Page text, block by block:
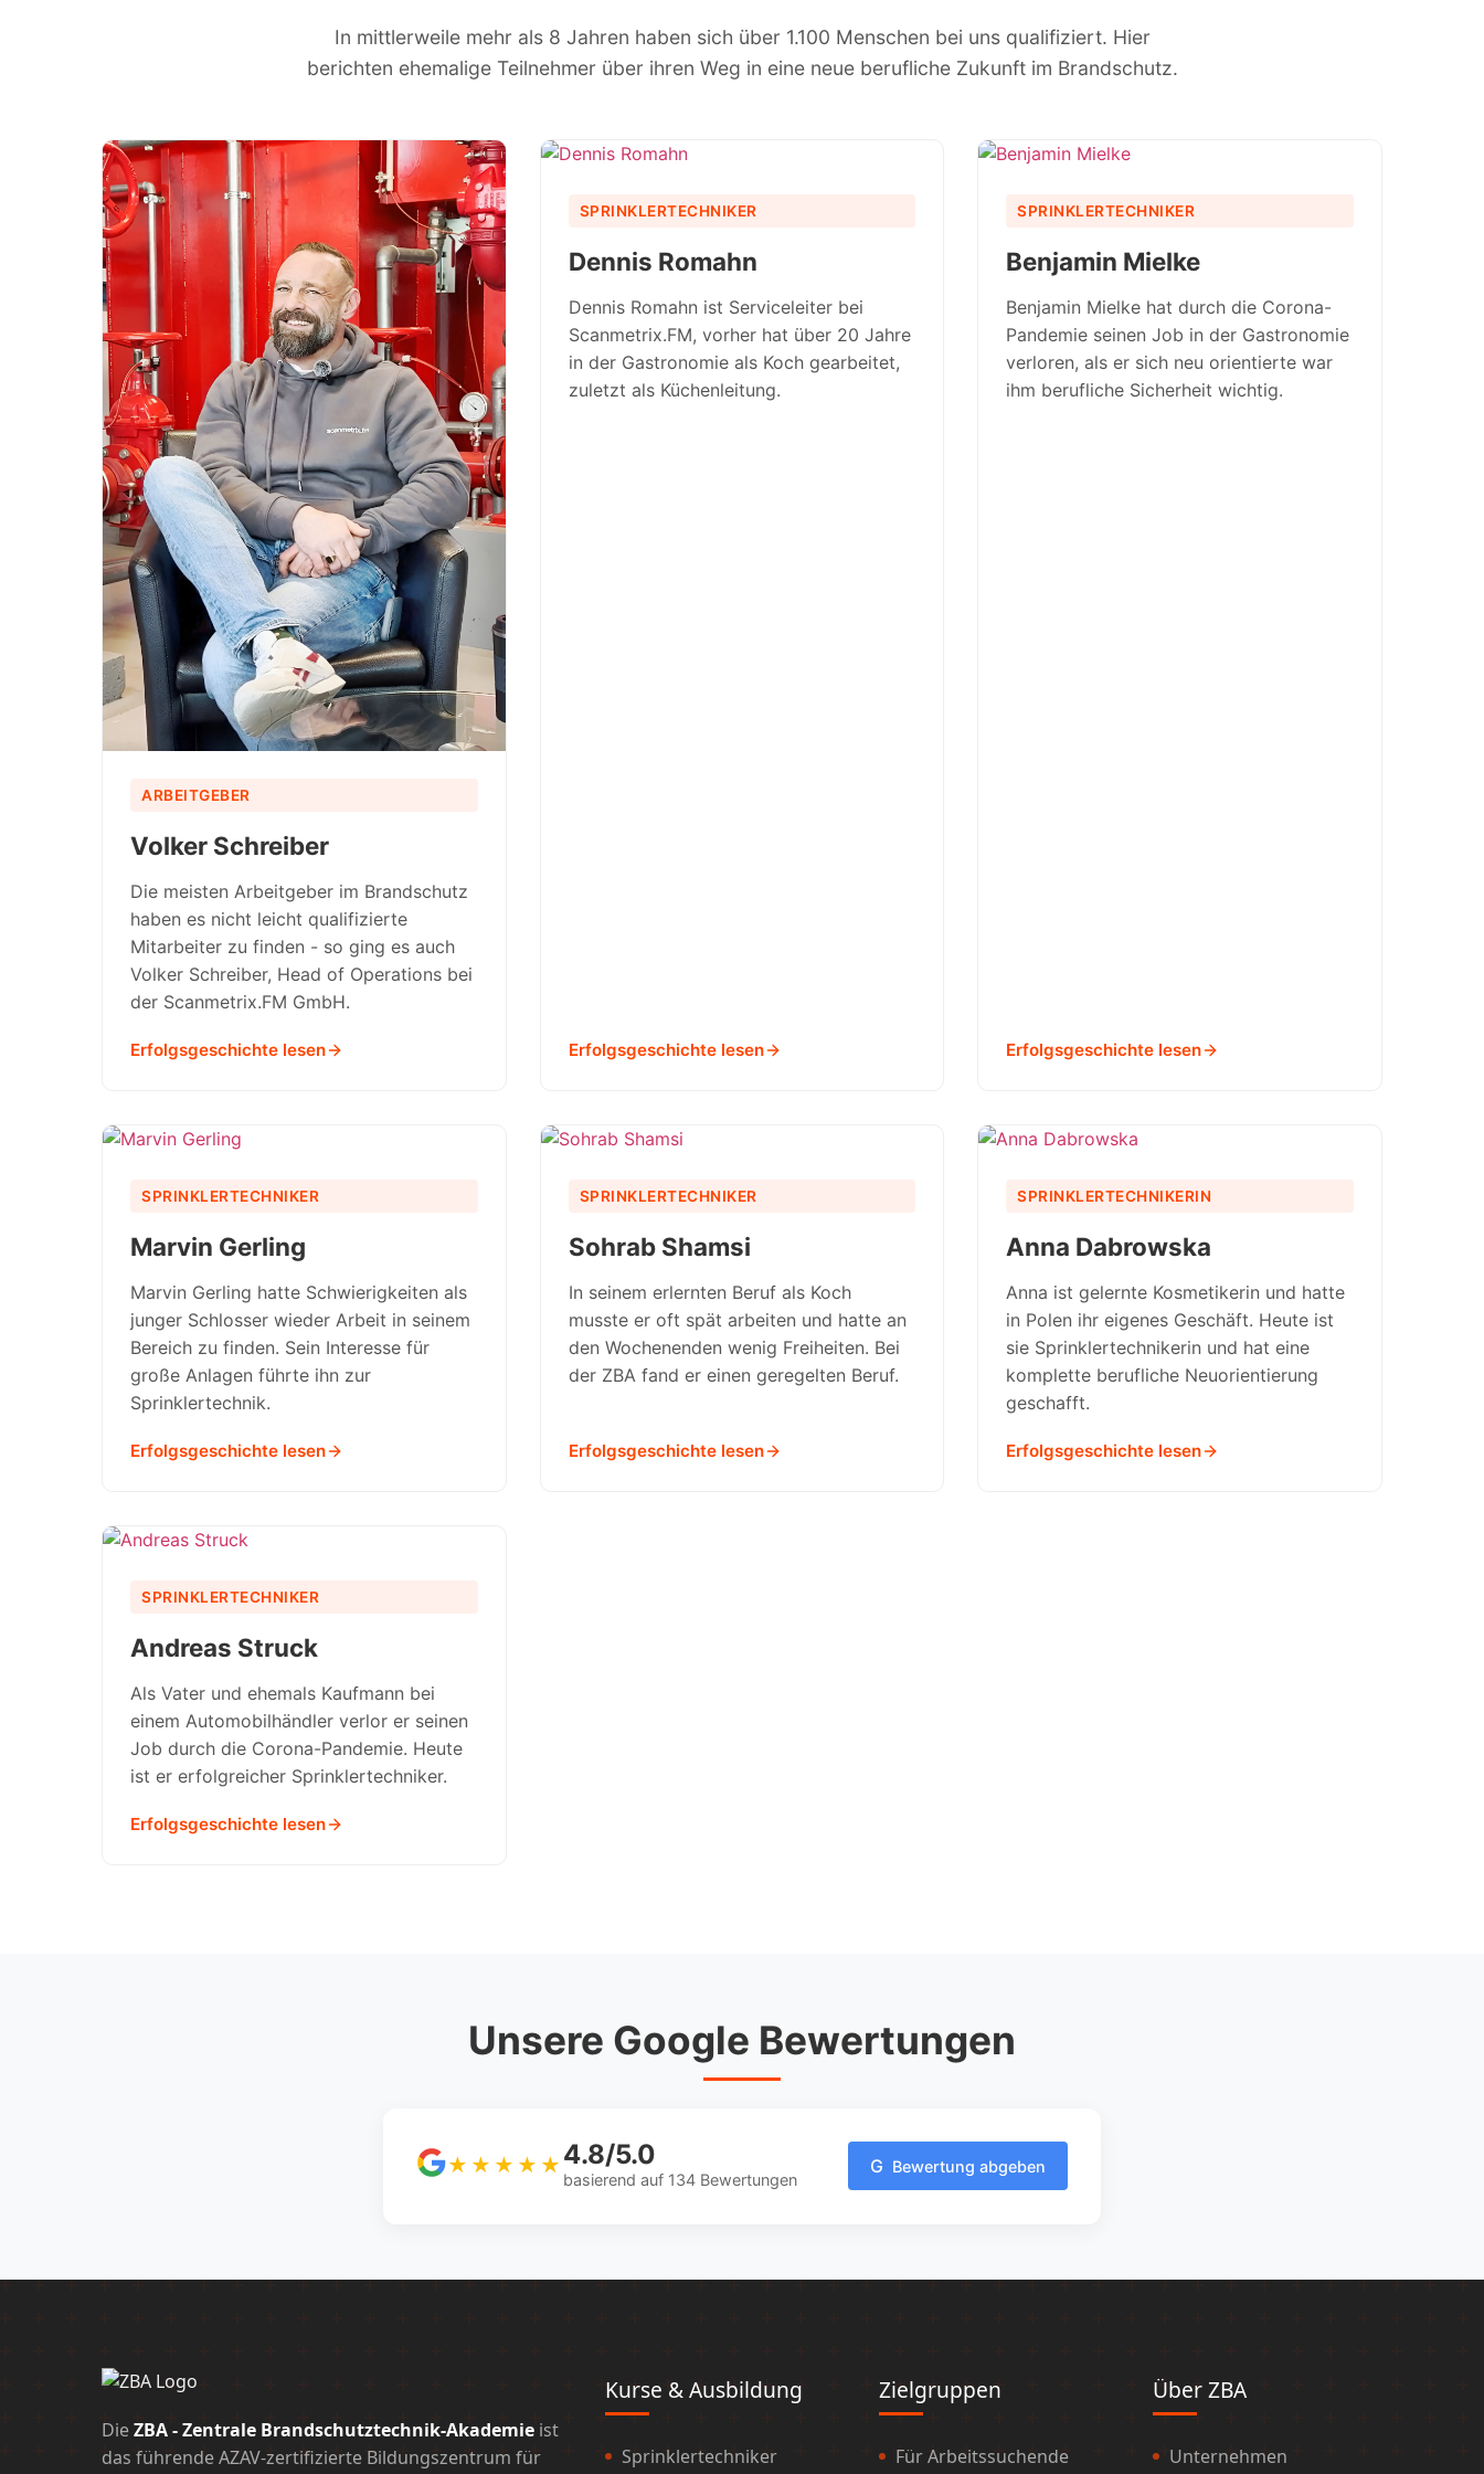
In mittlerweile mehr als 8 Jahren haben sich über 1.100 Menschen bei uns qualifiziert. Hier
berichten ehemalige Teilnehmer über ihren Weg in eine neue berufliche Zukunft im Brandschutz.
ARBEITGEBER
Volker Schreiber
Die meisten Arbeitgeber im Brandschutz
haben es nicht leicht qualifizierte
Mitarbeiter zu finden - so ging es auch
Volker Schreiber, Head of Operations bei
der Scanmetrix.FM GmbH.
Erfolgsgeschichte lesen
SPRINKLERTECHNIKER
Dennis Romahn
Dennis Romahn ist Serviceleiter bei
Scanmetrix.FM, vorher hat über 20 Jahre
in der Gastronomie als Koch gearbeitet,
zuletzt als Küchenleitung.
Erfolgsgeschichte lesen
SPRINKLERTECHNIKER
Benjamin Mielke
Benjamin Mielke hat durch die Corona-
Pandemie seinen Job in der Gastronomie
verloren, als er sich neu orientierte war
ihm berufliche Sicherheit wichtig.
Erfolgsgeschichte lesen
SPRINKLERTECHNIKER
Marvin Gerling
Marvin Gerling hatte Schwierigkeiten als
junger Schlosser wieder Arbeit in seinem
Bereich zu finden. Sein Interesse für
große Anlagen führte ihn zur
Sprinklertechnik.
Erfolgsgeschichte lesen
SPRINKLERTECHNIKER
Sohrab Shamsi
In seinem erlernten Beruf als Koch
musste er oft spät arbeiten und hatte an
den Wochenenden wenig Freiheiten. Bei
der ZBA fand er einen geregelten Beruf.
Erfolgsgeschichte lesen
SPRINKLERTECHNIKERIN
Anna Dabrowska
Anna ist gelernte Kosmetikerin und hatte
in Polen ihr eigenes Geschäft. Heute ist
sie Sprinklertechnikerin und hat eine
komplette berufliche Neuorientierung
geschafft.
Erfolgsgeschichte lesen
SPRINKLERTECHNIKER
Andreas Struck
Als Vater und ehemals Kaufmann bei
einem Automobilhändler verlor er seinen
Job durch die Corona-Pandemie. Heute
ist er erfolgreicher Sprinklertechniker.
Erfolgsgeschichte lesen
Unsere Google Bewertungen
★★★★ ★
★ 4.8/5.0
basierend auf 134 Bewertungen
G Bewertung abgeben
DieZBA - Zentrale Brandschutztechnik-Akademie ist
das führende AZAV-zertifizierte Bildungszentrum für
Kurse & Ausbildung
Sprinklertechniker
Zielgruppen
Für Arbeitssuchende
Über ZBA
Unternehmen